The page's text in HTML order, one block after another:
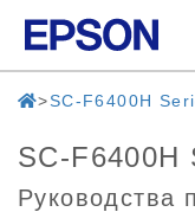
SC-F6400H
SC-F6400H
Руководства